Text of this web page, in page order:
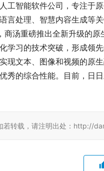
工智能软件公司，专注于
言处理、智慧内容生成等
商汤重磅推出全新升级的
学习的技术突破，形成领
现文本、图像和视频的原
秀的综合性能。目前，日
若转载，请注明出处：http://